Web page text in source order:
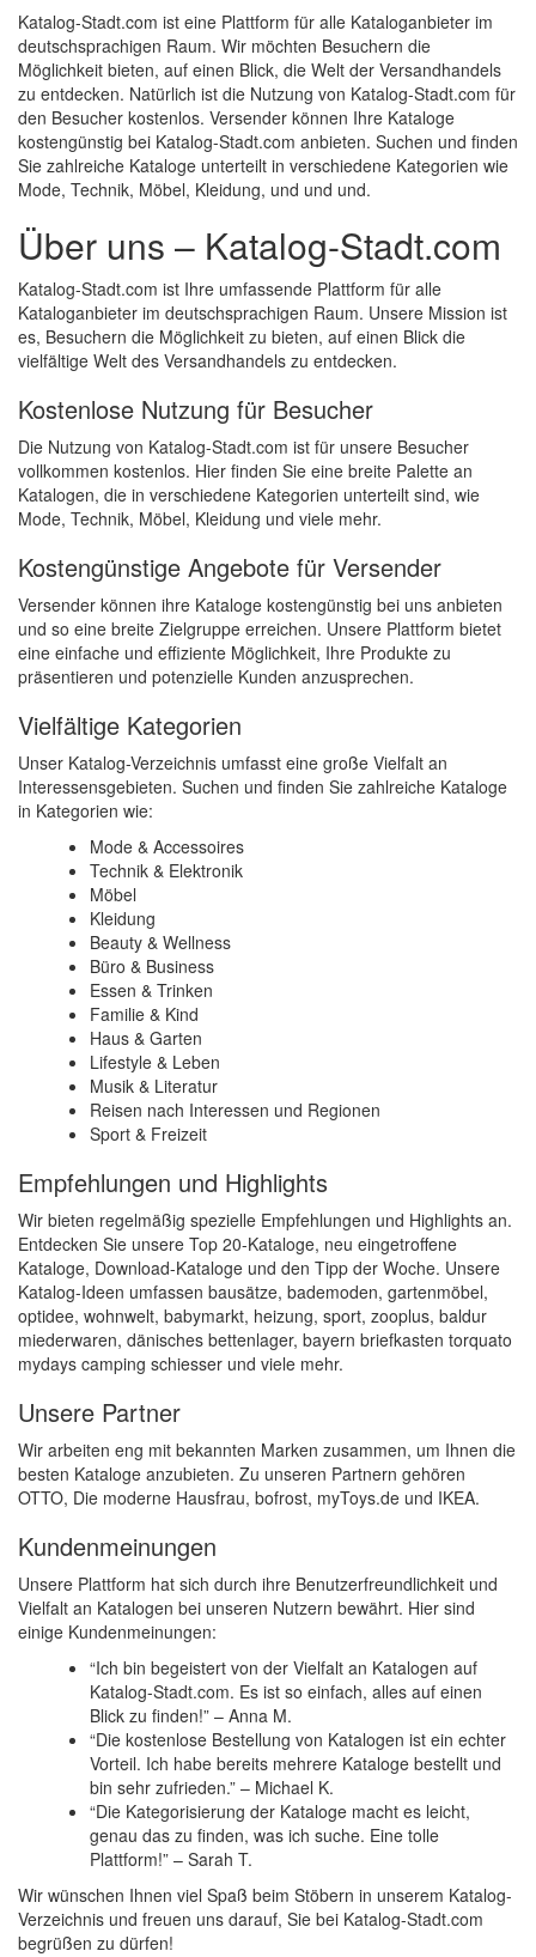
Katalog-Stadt.com ist eine Plattform für alle Kataloganbieter im
deutschsprachigen Raum. Wir möchten Besuchern die
Möglichkeit bieten, auf einen Blick, die Welt der Versandhandels
zu entdecken. Natürlich ist die Nutzung von Katalog-Stadt.com für
den Besucher kostenlos. Versender können Ihre Kataloge
kostengünstig bei Katalog-Stadt.com anbieten. Suchen und finden
Sie zahlreiche Kataloge unterteilt in verschiedene Kategorien wie
Mode, Technik, Möbel, Kleidung, und und und.
Über uns – Katalog-Stadt.com
Katalog-Stadt.com ist Ihre umfassende Plattform für alle
Kataloganbieter im deutschsprachigen Raum. Unsere Mission ist
es, Besuchern die Möglichkeit zu bieten, auf einen Blick die
vielfältige Welt des Versandhandels zu entdecken.
Kostenlose Nutzung für Besucher
Die Nutzung von Katalog-Stadt.com ist für unsere Besucher
vollkommen kostenlos. Hier finden Sie eine breite Palette an
Katalogen, die in verschiedene Kategorien unterteilt sind, wie
Mode, Technik, Möbel, Kleidung und viele mehr.
Kostengünstige Angebote für Versender
Versender können ihre Kataloge kostengünstig bei uns anbieten
und so eine breite Zielgruppe erreichen. Unsere Plattform bietet
eine einfache und effiziente Möglichkeit, Ihre Produkte zu
präsentieren und potenzielle Kunden anzusprechen.
Vielfältige Kategorien
Unser Katalog-Verzeichnis umfasst eine große Vielfalt an
Interessensgebieten. Suchen und finden Sie zahlreiche Kataloge
in Kategorien wie:
Mode & Accessoires
Technik & Elektronik
Möbel
Kleidung
Beauty & Wellness
Büro & Business
Essen & Trinken
Familie & Kind
Haus & Garten
Lifestyle & Leben
Musik & Literatur
Reisen nach Interessen und Regionen
Sport & Freizeit
Empfehlungen und Highlights
Wir bieten regelmäßig spezielle Empfehlungen und Highlights an.
Entdecken Sie unsere Top 20-Kataloge, neu eingetroffene
Kataloge, Download-Kataloge und den Tipp der Woche. Unsere
Katalog-Ideen umfassen bausätze, bademoden, gartenmöbel,
optidee, wohnwelt, babymarkt, heizung, sport, zooplus, baldur
miederwaren, dänisches bettenlager, bayern briefkasten torquato
mydays camping schiesser und viele mehr.
Unsere Partner
Wir arbeiten eng mit bekannten Marken zusammen, um Ihnen die
besten Kataloge anzubieten. Zu unseren Partnern gehören
OTTO, Die moderne Hausfrau, bofrost, myToys.de und IKEA.
Kundenmeinungen
Unsere Plattform hat sich durch ihre Benutzerfreundlichkeit und
Vielfalt an Katalogen bei unseren Nutzern bewährt. Hier sind
einige Kundenmeinungen:
“Ich bin begeistert von der Vielfalt an Katalogen auf
Katalog-Stadt.com. Es ist so einfach, alles auf einen
Blick zu finden!” – Anna M.
“Die kostenlose Bestellung von Katalogen ist ein echter
Vorteil. Ich habe bereits mehrere Kataloge bestellt und
bin sehr zufrieden.” – Michael K.
“Die Kategorisierung der Kataloge macht es leicht,
genau das zu finden, was ich suche. Eine tolle
Plattform!” – Sarah T.
Wir wünschen Ihnen viel Spaß beim Stöbern in unserem Katalog-
Verzeichnis und freuen uns darauf, Sie bei Katalog-Stadt.com
begrüßen zu dürfen!